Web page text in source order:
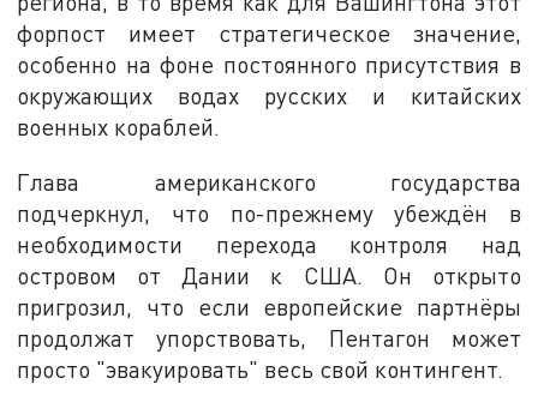
форпост имеет стратегическое значение,
особенно на фоне постоянного присутствия в
окружающих водах русских и китайских
военных кораблей.
Глава американского государства
подчеркнул, что по-прежнему убеждён в
необходимости перехода контроля над
островом от Дании к США. Он открыто
пригрозил, что если европейские партнёры
продолжат упорствовать, Пентагон может
просто "эвакуировать" весь свой контингент.